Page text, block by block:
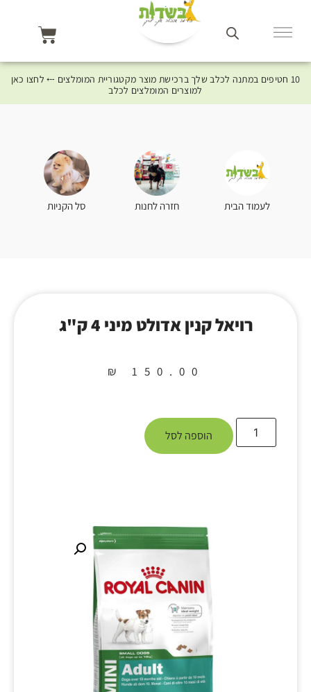
10 חטיפים במתנה לכלב שלך ברכישת מוצר מקטגוריית המומלצים ⤎ לחצו כאן
למוצרים המומלצים לכלב
לעמוד הבית חזרה לחנות סל הקניות
רויאל קנין אדולט מיני 4 ק"ג
₪ 150.00
הוספה לסל